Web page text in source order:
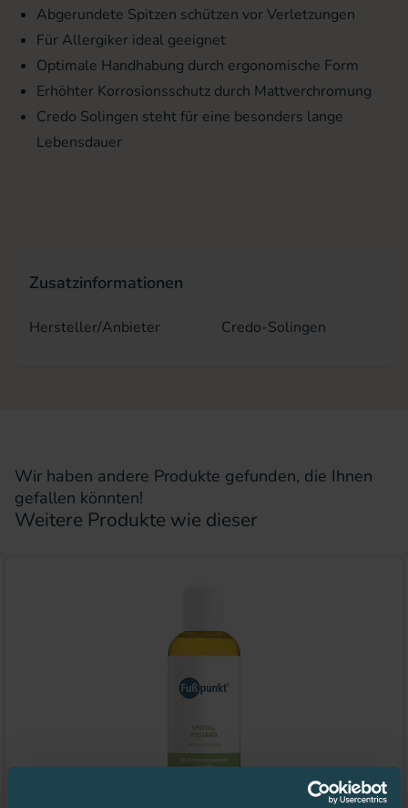
Abgerundete Spitzen schützen vor Verletzungen
Für Allergiker ideal geeignet
Optimale Handhabung durch ergonomische Form
Erhöhter Korrosionsschutz durch Mattverchromung
Credo Solingen steht für eine besonders lange
Lebensdauer
Zusatzinformationen
Hersteller/Anbieter Credo-Solingen
Wir haben andere Produkte gefunden, die Ihnen
gefallen könnten!
Weitere Produkte wie dieser